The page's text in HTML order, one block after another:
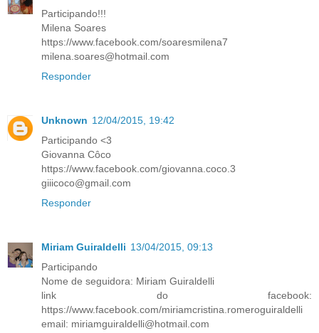
Participando!!!
Milena Soares
https://www.facebook.com/soaresmilena7
milena.soares@hotmail.com
Responder
Unknown 12/04/2015, 19:42
Participando <3
Giovanna Côco
https://www.facebook.com/giovanna.coco.3
giiicoco@gmail.com
Responder
Miriam Guiraldelli 13/04/2015, 09:13
Participando
Nome de seguidora: Miriam Guiraldelli
link do facebook:
https://www.facebook.com/miriamcristina.romeroguiraldelli
email: miriamguiraldelli@hotmail.com